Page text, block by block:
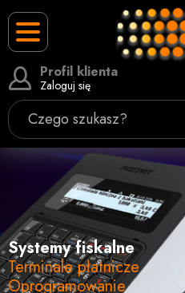
Czego szukasz?
Profil klienta
Zaloguj się